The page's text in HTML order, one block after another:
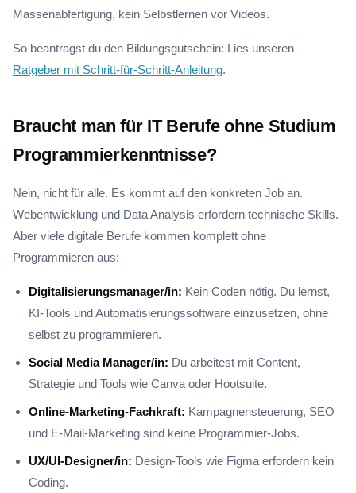
Massenabfertigung, kein Selbstlernen vor Videos.
So beantragst du den Bildungsgutschein: Lies unseren
Ratgeber mit Schritt-für-Schritt-Anleitung.
Braucht man für IT Berufe ohne Studium
Programmierkenntnisse?
Nein, nicht für alle. Es kommt auf den konkreten Job an.
Webentwicklung und Data Analysis erfordern technische Skills.
Aber viele digitale Berufe kommen komplett ohne
Programmieren aus:
Digitalisierungsmanager/in: Kein Coden nötig. Du lernst,
KI-Tools und Automatisierungssoftware einzusetzen, ohne
selbst zu programmieren.
Social Media Manager/in: Du arbeitest mit Content,
Strategie und Tools wie Canva oder Hootsuite.
Online-Marketing-Fachkraft: Kampagnensteuerung, SEO
und E-Mail-Marketing sind keine Programmier-Jobs.
UX/UI-Designer/in: Design-Tools wie Figma erfordern kein
Coding.